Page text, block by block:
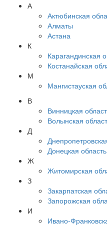
А
Актюбинская
Алматы
Астана
К
Карагандинская
Костанайская
М
Мангистауская
В
Винницкая
Волынская
Д
Донецкая область
Ж
Житомирская
З
Закарпатская
Запорожская
И
Ивано-